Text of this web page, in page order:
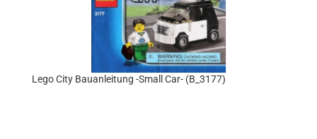
Lego City Bauanleitung -Small Car- (B_3177)